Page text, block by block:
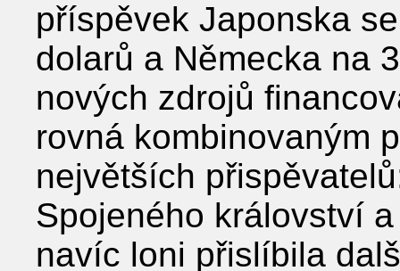
příspěvek Japonska
dolarů a Německa na
nových zdrojů
rovná kombinovaným
největších
Spojeného království
navíc loni přislíbila